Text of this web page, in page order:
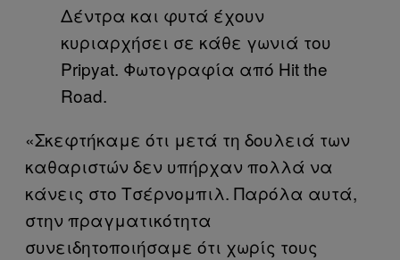
Δέντρα και φυτά έχουν
κυριαρχήσει σε κάθε γωνιά του
Pripyat. Φωτογραφία από Hit the
Road.
«Σκεφτήκαμε ότι μετά τη δουλειά των
καθαριστών δεν υπήρχαν πολλά να
κάνεις στο Τσέρνομπιλ. Παρόλα αυτά,
στην πραγματικότητα
συνειδητοποιήσαμε ότι χωρίς τους